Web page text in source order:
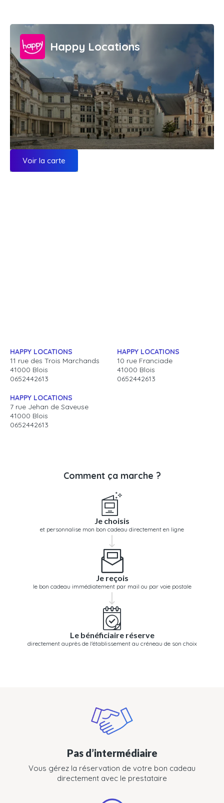
Happy Locations
Voir la carte
HAPPY LOCATIONS
11 rue des Trois Marchands
41000 Blois
0652442613
HAPPY LOCATIONS
10 rue Franciade
41000 Blois
0652442613
HAPPY LOCATIONS
7 rue Jehan de Saveuse
41000 Blois
0652442613
Comment ça marche ?
Je choisis
et personnalise mon bon cadeau directement en ligne
Je reçois
le bon cadeau immédiatement par mail ou par voie postale
Le bénéficiaire réserve
directement auprès de l'établissement au créneau de son choix
Pas d’intermédiaire
Vous gérez la réservation de votre bon cadeau
directement avec le prestataire